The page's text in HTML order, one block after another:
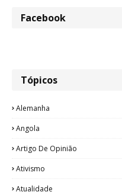
Facebook
Tópicos
Alemanha
Angola
Artigo De Opinião
Ativismo
Atualidade